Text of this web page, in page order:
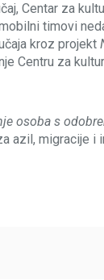
Centar za
timovi
kroz projekt
Centru za
osoba s
azil, migracije